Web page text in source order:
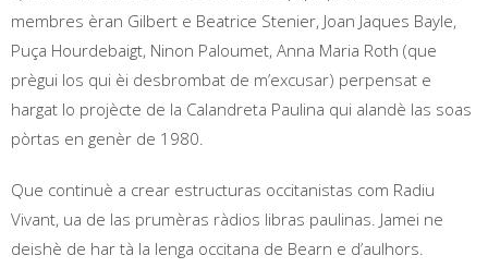
membres èran Gilbert e Beatrice Stenier, Joan Jaques Bayle,
Puça Hourdebaigt, Ninon Paloumet, Anna Maria Roth (que
prègui los qui èi desbrombat de m’excusar) perpensat e
hargat lo projècte de la Calandreta Paulina qui alandè las soas
pòrtas en genèr de 1980.
Que continuè a crear estructuras occitanistas com Radiu
Vivant, ua de las prumèras ràdios libras paulinas. Jamei ne
deishè de har tà la lenga occitana de Bearn e d’aulhors.